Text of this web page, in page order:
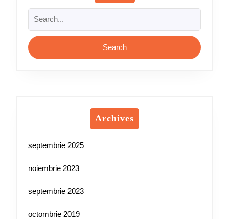
for:
Archives
septembrie 2025
noiembrie 2023
septembrie 2023
octombrie 2019